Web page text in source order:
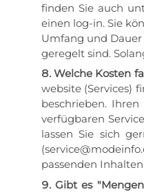
finden Sie auch
einen log-in. Sie
Umfang und
geregelt sind.
Welche Kosten
website (Services)
beschrieben.
verfügbaren
lassen Sie sich
passenden
Gibt es